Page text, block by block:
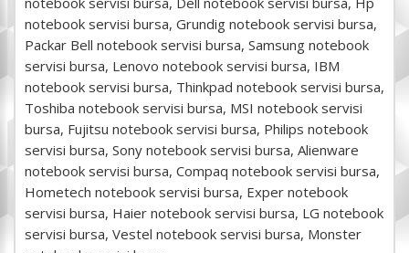
notebook servisi bursa, Grundig notebook servisi bursa,
Packar Bell notebook servisi bursa, Samsung notebook
servisi bursa, Lenovo notebook servisi bursa, IBM
notebook servisi bursa, Thinkpad notebook servisi bursa,
Toshiba notebook servisi bursa, MSI notebook servisi
bursa, Fujitsu notebook servisi bursa, Philips notebook
servisi bursa, Sony notebook servisi bursa, Alienware
notebook servisi bursa, Compaq notebook servisi bursa,
Hometech notebook servisi bursa, Exper notebook
servisi bursa, Haier notebook servisi bursa, LG notebook
servisi bursa, Vestel notebook servisi bursa, Monster